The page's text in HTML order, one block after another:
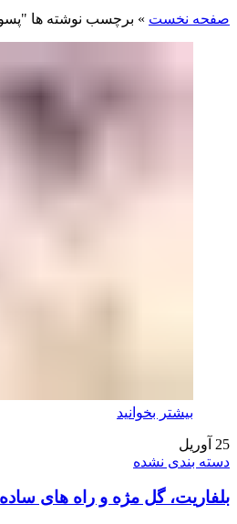
صفحه نخست » برچسب نوشته ها
بیشتر بخوانید
25 آوریل
دسته بندی نشده
بلفاریت، گل مژه و راه های